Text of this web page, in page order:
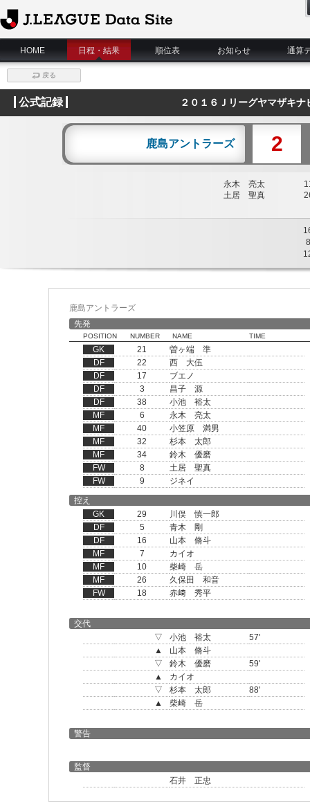
J.League Data Site
HOME
日程・結果 順位表 お知らせ 通算
戻る
公式記録 ２０１６Ｊリーグヤマザキ
鹿島アントラーズ 2
永木 亮太
土居 聖真
8
鹿島アントラーズ
先発
POSITION NUMBER NAME TIME
GK 21
曽ヶ端 準
DF
22
西 大伍
DF
17
ブエノ
DF
3
昌子 源
DF
38
小池 裕太
MF
6
永木 亮太
MF
40
小笠原 満男
MF
32
杉本 太郎
MF
34
鈴木 優磨
FW
8
土居 聖真
FW
9
ジネイ
控え
GK
29
川俣 慎一郎
DF
5
青木 剛
DF
16
山本 脩斗
MF
7
カイオ
MF
10
柴崎 岳
MF
26
久保田 和音
FW
18 赤﨑 秀平
交代
▽
小池 裕太
57'
▲
山本 脩斗
▽
鈴木 優磨
59'
▲
カイオ
▽
杉本 太郎
88'
▲
柴崎 岳
警告
監督
石井 正忠